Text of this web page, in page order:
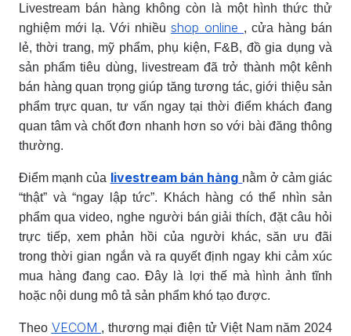
Livestream bán hàng không còn là một hình thức thử
nghiệm mới lạ. Với nhiều shop online , cửa hàng bán
lẻ, thời trang, mỹ phẩm, phụ kiện, F&B, đồ gia dụng và
sản phẩm tiêu dùng, livestream đã trở thành một kênh
bán hàng quan trọng giúp tăng tương tác, giới thiệu sản
phẩm trực quan, tư vấn ngay tại thời điểm khách đang
quan tâm và chốt đơn nhanh hơn so với bài đăng thông
thường.
Điểm mạnh của livestream bán hàng nằm ở cảm giác
“thật” và “ngay lập tức”. Khách hàng có thể nhìn sản
phẩm qua video, nghe người bán giải thích, đặt câu hỏi
trực tiếp, xem phản hồi của người khác, săn ưu đãi
trong thời gian ngắn và ra quyết định ngay khi cảm xúc
mua hàng đang cao. Đây là lợi thế mà hình ảnh tĩnh
hoặc nội dung mô tả sản phẩm khó tạo được.
Theo VECOM , thương mại điện tử Việt Nam năm 2024